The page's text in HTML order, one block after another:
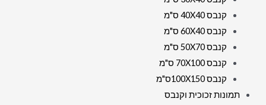
קנבס 40X40 ס"מ
קנבס 60X40 ס"מ
קנבס 50X70 ס"מ
קנבס 70X100 ס"מ
קנבס 100X150ס"מ
תמונות זכוכית וקנבס